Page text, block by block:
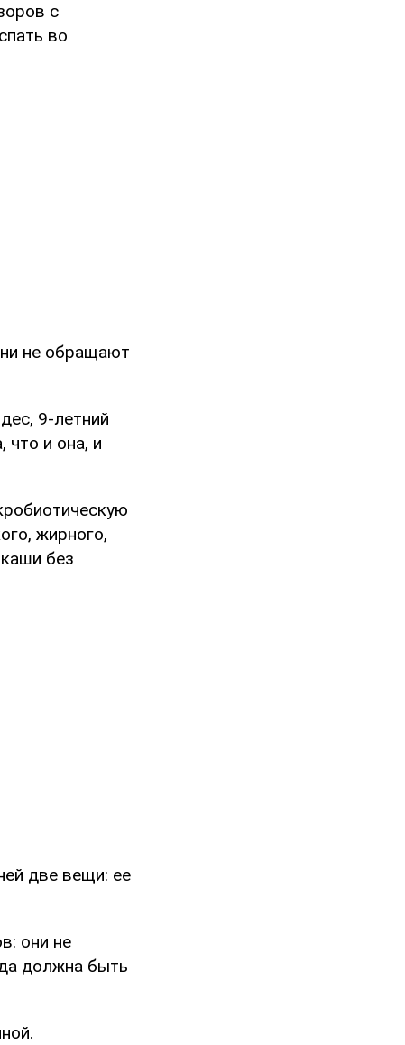
с
во
не обращают
9-летний
что и она, и
жирного,
без
две вещи: ее
они не
должна быть